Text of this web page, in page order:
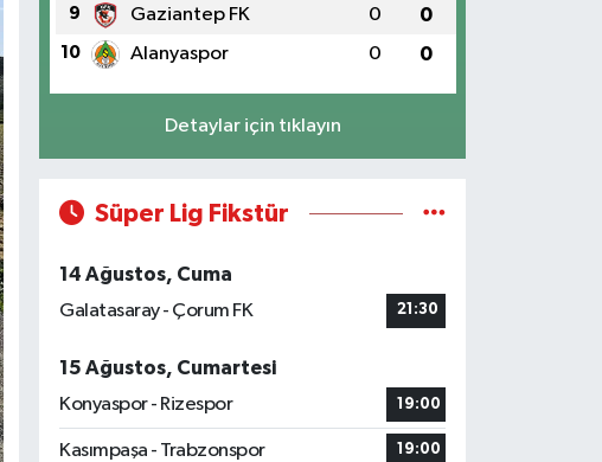
9 Gaziantep FK 0 0
10 Alanyaspor 0 0
Detaylar için tıklayın
Süper Lig Fikstür
14 Ağustos, Cuma
Galatasaray - Çorum FK
21:30
15 Ağustos, Cumartesi
Konyaspor - Rizespor
19:00
Kasımpaşa - Trabzonspor 19:00